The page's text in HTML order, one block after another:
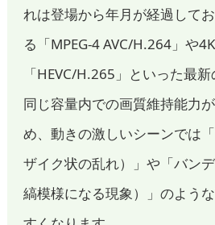
れは登場から年月が経過して
る「MPEG-4 AVC/H.264」や
「HEVC/H.265」といった最新
同じ容量内での画質維持能力
め、動きの激しいシーンでは
ザイク状の乱れ）」や「バン
縞模様になる現象）」のよう